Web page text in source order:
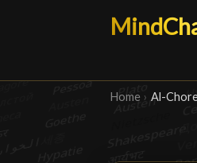
Home › Al-